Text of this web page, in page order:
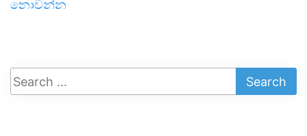
නොවන්න